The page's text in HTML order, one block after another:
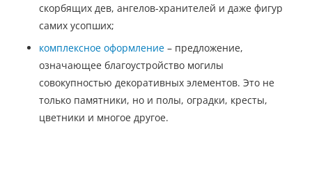
скорбящих дев, ангелов-хранителей и даже фигур
самих усопших;
комплексное оформление – предложение,
означающее благоустройство могилы
совокупностью декоративных элементов. Это не
только памятники, но и полы, оградки, кресты,
цветники и многое другое.